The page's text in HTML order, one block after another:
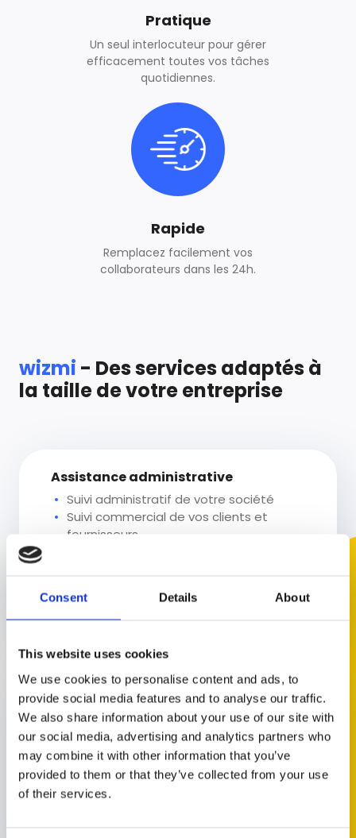
Consent Details About
This website uses cookies
We use cookies to personalise content and ads, to
provide social media features and to analyse our traffic.
We also share information about your use of our site with
our social media, advertising and analytics partners who
may combine it with other information that you’ve
provided to them or that they’ve collected from your use
of their services.
Pratique
Un seul interlocuteur pour gérer
efficacement toutes vos tâches
quotidiennes.
Rapide
Remplacez facilement vos
collaborateurs dans les 24h.
wizmi - Des services adaptés à
la taille de votre entreprise
Assistance administrative
Suivi administratif de votre société
Suivi commercial de vos clients et
fournisseurs
certificats médicaux, etc.)
Assistance à la digitalisation
Formation à l'utilisation de logiciels
professionnels
Conseil et accompagnement sur le
choix des logiciels adaptés à votre
activité
Aide et suivi pour le traitement